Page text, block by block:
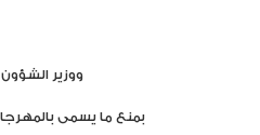
ووزير
بمنع ما يسمى